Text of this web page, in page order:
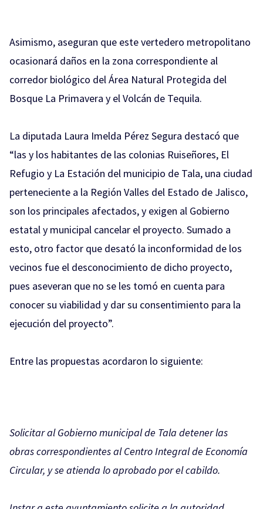
Asimismo, aseguran que este vertedero metropolitano
ocasionará daños en la zona correspondiente al
corredor biológico del Área Natural Protegida del
Bosque La Primavera y el Volcán de Tequila.
La diputada Laura Imelda Pérez Segura destacó que
“las y los habitantes de las colonias Ruiseñores, El
Refugio y La Estación del municipio de Tala, una ciudad
perteneciente a la Región Valles del Estado de Jalisco,
son los principales afectados, y exigen al Gobierno
estatal y municipal cancelar el proyecto. Sumado a
esto, otro factor que desató la inconformidad de los
vecinos fue el desconocimiento de dicho proyecto,
pues aseveran que no se les tomó en cuenta para
conocer su viabilidad y dar su consentimiento para la
ejecución del proyecto”.
Entre las propuestas acordaron lo siguiente:
Solicitar al Gobierno municipal de Tala detener las
obras correspondientes al Centro Integral de Economía
Circular, y se atienda lo aprobado por el cabildo.